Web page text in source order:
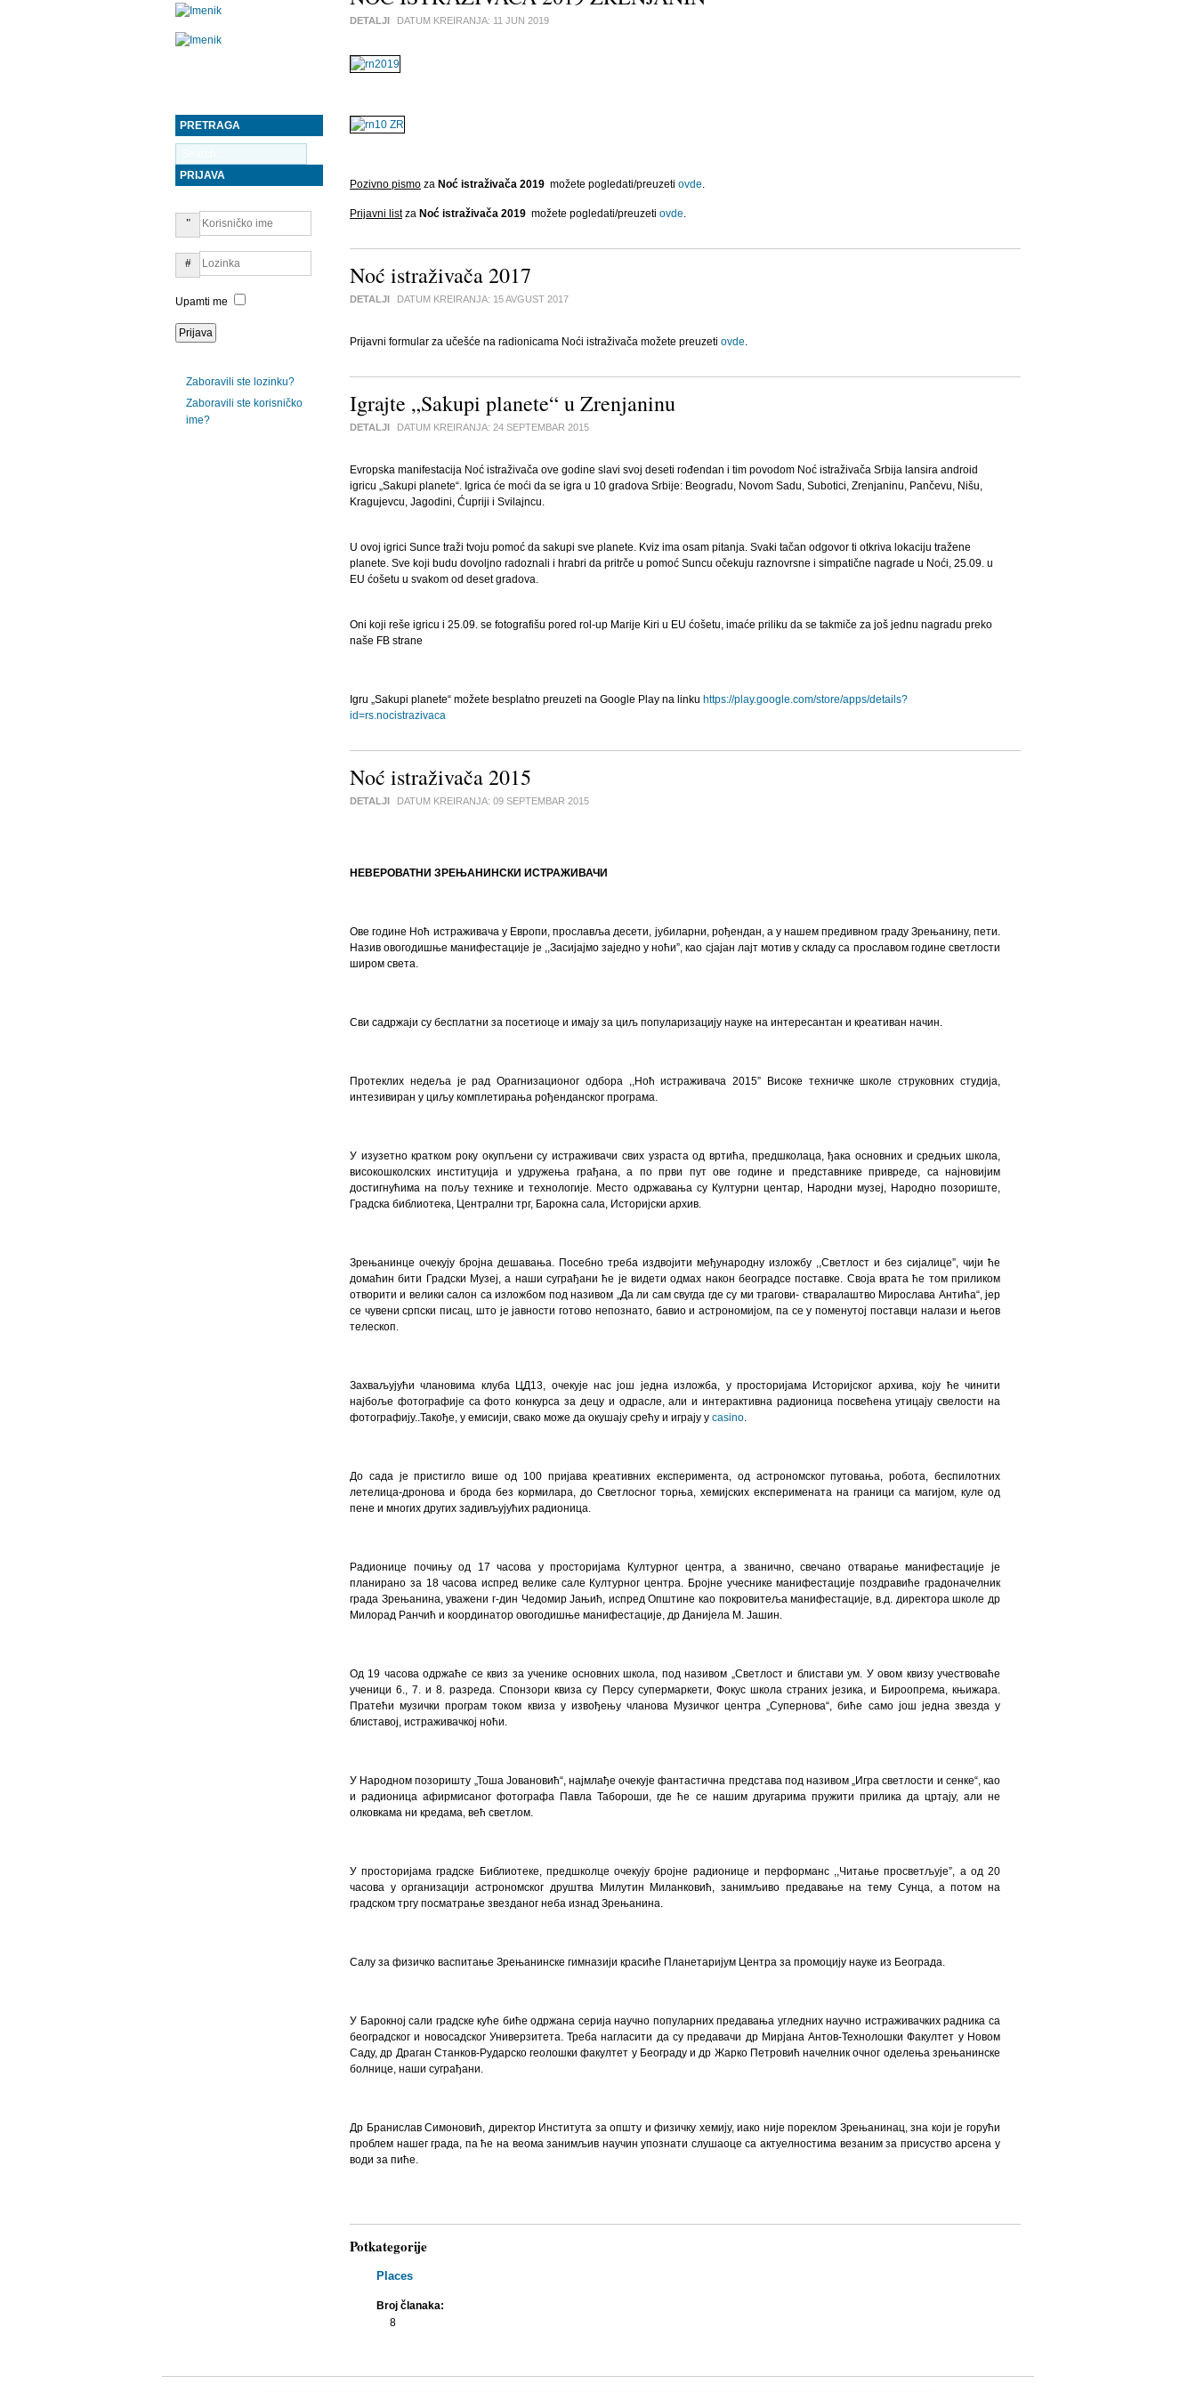
DETALJI DATUM KREIRANJA: 11 JUN 2019
Pozivno pismo za Noć istraživača 2019 možete pogledati/preuzeti ovde.
Prijavni listza Noć istraživača 2019 možete pogledati/preuzeti ovde.
Noć istraživača 2017
DETALJI DATUM KREIRANJA: 15 AVGUST 2017
Prijavni formular za učešće na radionicama Noći istraživača možete preuzeti ovde.
Igrajte „Sakupi planete“ u Zrenjaninu
DETALJI DATUM KREIRANJA: 24 SEPTEMBAR 2015
Evropska manifestacija Noć istraživača ove godine slavi svoj deseti rođendan i tim povodom Noć istraživača Srbija lansira android
igricu „Sakupi planete“. Igrica će moći da se igra u 10 gradova Srbije: Beogradu, Novom Sadu, Subotici, Zrenjaninu, Pančevu, Nišu,
Kragujevcu, Jagodini, Ćupriji i Svilajncu.
U ovoj igrici Sunce traži tvoju pomoć da sakupi sve planete. Kviz ima osam pitanja. Svaki tačan odgovor ti otkriva lokaciju tražene
planete. Sve koji budu dovoljno radoznali i hrabri da pritrče u pomoć Suncu očekuju raznovrsne i simpatične nagrade u Noći, 25.09. u
EU ćošetu u svakom od deset gradova.
Oni koji reše igricu i 25.09. se fotografišu pored rol-up Marije Kiri u EU ćošetu, imaće priliku da se takmiče za još jednu nagradu preko
naše FB strane
Igru „Sakupi planete“ možete besplatno preuzeti na Google Play na linku https://play.google.com/store/apps/details?
id=rs.nocistrazivaca
Noć istraživača 2015
DETALJI DATUM KREIRANJA: 09 SEPTEMBAR 2015
НЕВЕРОВАТНИ ЗРЕЊАНИНСКИ ИСТРАЖИВАЧИ
Ове године Ноћ истраживача у Европи, прославља десети, јубиларни, рођендан, а у нашем предивном граду Зрењанину, пети.
Назив овогодишње манифестације је ,,Засијајмо заједно у ноћи”, као сјајан лајт мотив у складу са прославом године светлости
широм света.
Сви садржаји су бесплатни за посетиоце и имају за циљ популаризацију науке на интересантан и креативан начин.
Протеклих недеља је рад Орагнизационог одбора ,,Ноћ истраживача 2015” Високе техничке школе струковних студија,
интезивиран у циљу комплетирања рођенданског програма.
У изузетно кратком року окупљени су истраживачи свих узраста од вртића, предшколаца, ђака основних и средњих школа,
високошколских институција и удружења грађана, а по први пут ове године и представнике привреде, са најновијим
достигнућима на пољу технике и технологије. Место одржавања су Културни центар, Народни музеј, Народно позориште,
Градска библиотека, Централни трг, Барокна сала, Историјски архив.
Зрењанинце очекују бројна дешавања. Посебно треба издвојити међународну изложбу ,,Светлост и без сијалице”, чији ће
домаћин бити Градски Музеј, а наши суграђани ће је видети одмах након београдсе поставке. Своја врата ће том приликом
отворити и велики салон са изложбом под називом „Да ли сам свугда где су ми трагови- стваралаштво Мирослава Антића“, јер
се чувени српски писац, што је јавности готово непознато, бавио и астрономијом, па се у поменутој поставци налази и његов
телескоп.
Захваљујући члановима клуба ЦД13, очекује нас још једна изложба, у просторијама Историјског архива, коју ће чинити
најбоље фотографије са фото конкурса за децу и одрасле, али и интерактивна радионица посвећена утицају свелости на
фотографију..Такође, у емисији, свако може да окушају срећу и играју у casino.
До сада је пристигло више од 100 пријава креативних експеримента, од астрономског путовања, робота, беспилотних
летелица-дронова и брода без кормилара, до Светлосног торња, хемијских експеримената на граници са магијом, куле од
пене и многих других задивљујућих радионица.
Радионице почињу од 17 часова у просторијама Културног центра, а званично, свечано отварање манифестације је
планирано за 18 часова испред велике сале Културног центра. Бројне учеснике манифестације поздравиће градоначелник
града Зрењанина, уважени г-дин Чедомир Јањић, испред Општине као покровитеља манифестације, в.д. директора школе др
Милорад Ранчић и координатор овогодишње манифестације, др Данијела М. Јашин.
Од 19 часова одржаће се квиз за ученике основних школа, под називом „Светлост и блистави ум. У овом квизу учествоваће
ученици 6., 7. и 8. разреда. Спонзори квиза су Персу супермаркети, Фокус школа страних језика, и Бироопрема, књижара.
Пратећи музички програм током квиза у извођењу чланова Музичког центра „Супернова“, биће само још једна звезда у
блиставој, истраживачкој ноћи.
У Народном позоришту „Тоша Јовановић“, најмлађе очекује фантастична представа под називом „Игра светлости и сенке“, као
и радионица афирмисаног фотографа Павла Табороши, где ће се нашим другарима пружити прилика да цртају, али не
олковкама ни кредама, већ светлом.
У просторијама градске Библиотеке, предшколце очекују бројне радионице и перформанс ,,Читање просветљује”, а од 20
часова у организацији астрономског друштва Милутин Миланковић, занимљиво предавање на тему Сунца, а потом на
градском тргу посматрање звезданог неба изнад Зрењанина.
Салу за физичко васпитање Зрењанинске гимназији красиће Планетаријум Центра за промоцију науке из Београда.
У Барокној сали градске куће биће одржана серија научно популарних предавања угледних научно истраживачких радника са
београдског и новосадског Универзитета. Треба нагласити да су предавачи др Мирјана Антов-Технолошки Факултет у Новом
Саду, др Драган Станков-Рударско геолошки факултет у Београду и др Жарко Петровић начелник очног оделења зрењанинске
болнице, наши суграђани.
Др Бранислав Симоновић, директор Института за општу и физичку хемију, иако није пореклом Зрењанинац, зна који је горући
проблем нашег града, па ће на веома занимљив научин упознати слушаоце са актуелностима везаним за присуство арсена у
води за пиће.
Potkategorije
Places
Broj članaka:
8
PRETRAGA
PRIJAVA
Upamti me
Zaboravili ste lozinku?
Zaboravili ste korisničko
ime?